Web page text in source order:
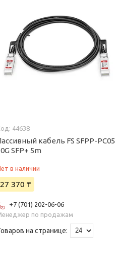
44638
кабель FS SFPP-PC05
SFP+ 5m
в наличии
27 370 ₸
+7 (701) 202-06-06
по продажам